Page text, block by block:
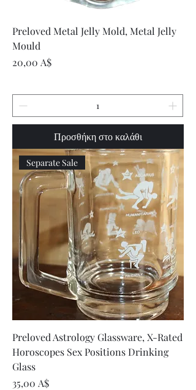
Preloved Metal Jelly Mold, Metal Jelly
Mould
Τιμή
20,00 A$
Προσθήκη στο καλάθι
Separate Sale
Preloved Astrology Glassware, X-Rated
Horoscopes Sex Positions Drinking
Glass
Τιμή
35,00 A$